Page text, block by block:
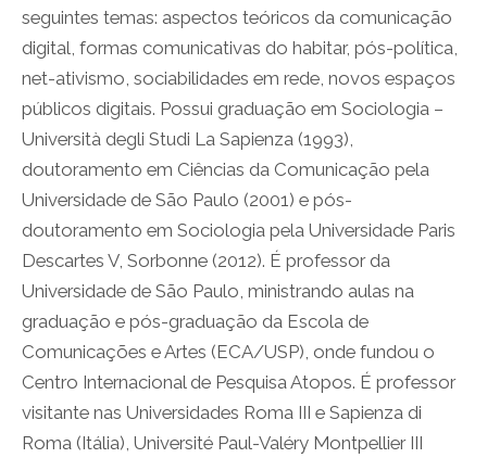
seguintes temas: aspectos teóricos da comunicação
digital, formas comunicativas do habitar, pós-política,
net-ativismo, sociabilidades em rede, novos espaços
públicos digitais. Possui graduação em Sociologia –
Università degli Studi La Sapienza (1993),
doutoramento em Ciências da Comunicação pela
Universidade de São Paulo (2001) e pós-
doutoramento em Sociologia pela Universidade Paris
Descartes V, Sorbonne (2012). É professor da
Universidade de São Paulo, ministrando aulas na
graduação e pós-graduação da Escola de
Comunicações e Artes (ECA/USP), onde fundou o
Centro Internacional de Pesquisa Atopos. É professor
visitante nas Universidades Roma III e Sapienza di
Roma (Itália), Université Paul-Valéry Montpellier III